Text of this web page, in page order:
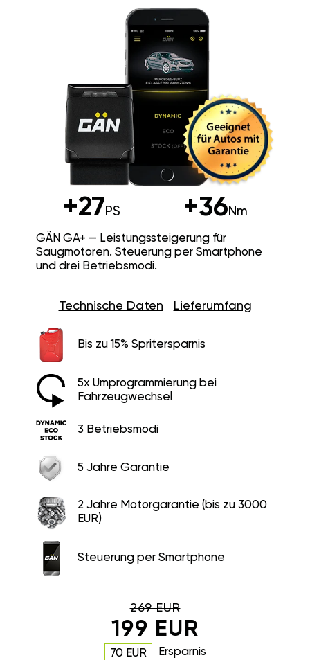
+27PS +36Nm
GÄN GA+ — Leistungssteigerung für
Saugmotoren. Steuerung per Smartphone
und drei Betriebsmodi.
Technische Daten Lieferumfang
Bis zu 15% Spritersparnis
5x Umprogrammierung bei
Fahrzeugwechsel
3 Betriebsmodi
5 Jahre Garantie
2 Jahre Motorgarantie (bis zu 3000
EUR)
Steuerung per Smartphone
269 EUR
199 EUR
70 EUR Ersparnis